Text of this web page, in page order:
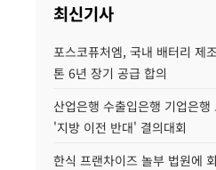
최신기사
포스코퓨처엠, 국내 배터리 제
톤 6년 장기 공급 합의
산업은행 수출입은행 기업은
'지방 이전 반대' 결의대회
한식 프랜차이즈 놀부 법원에